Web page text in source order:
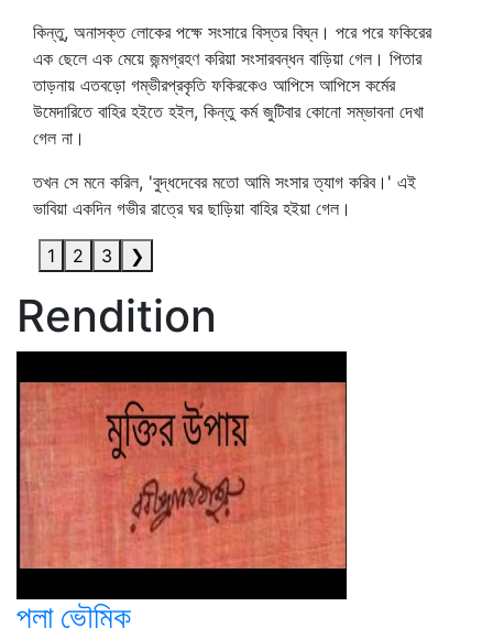
কিন্তু, অনাসক্ত লোকের পক্ষে সংসারে বিস্তর বিঘ্ন। পরে পরে ফকিরের
এক ছেলে এক মেয়ে জন্মগ্রহণ করিয়া সংসারবন্ধন বাড়িয়া গেল। পিতার
তাড়নায় এতবড়ো গম্ভীরপ্রকৃতি ফকিরকেও আপিসে আপিসে কর্মের
উমেদারিতে বাহির হইতে হইল, কিন্তু কর্ম জুটিবার কোনো সম্ভাবনা দেখা
গেল না।
তখন সে মনে করিল, 'বুদ্ধদেবের মতো আমি সংসার ত্যাগ করিব।' এই
ভাবিয়া একদিন গভীর রাত্রে ঘর ছাড়িয়া বাহির হইয়া গেল।
1 2 3 ❯
Rendition
পলা ভৌমিক